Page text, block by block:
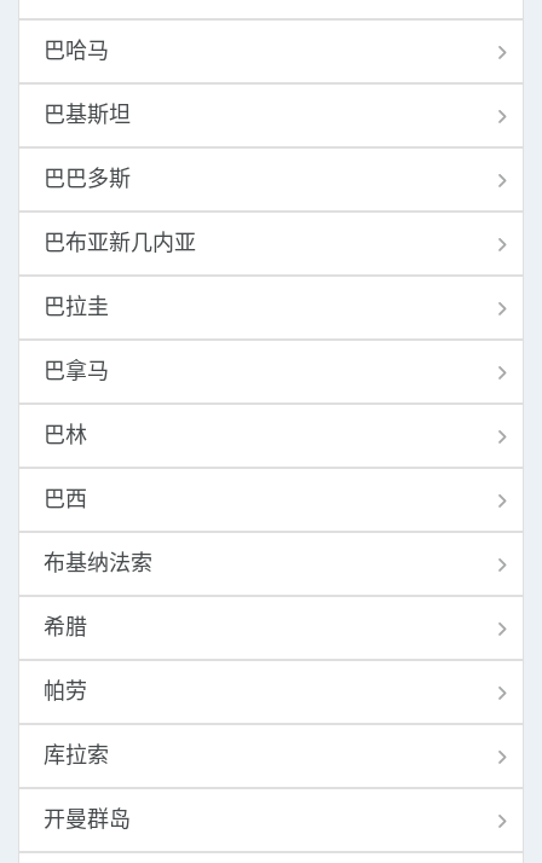
巴哈马
巴基斯坦
巴巴多斯
巴布亚新几内亚
巴拉圭
巴拿马
巴林
巴西
布基纳法索
希腊
帕劳
库拉索
开曼群岛